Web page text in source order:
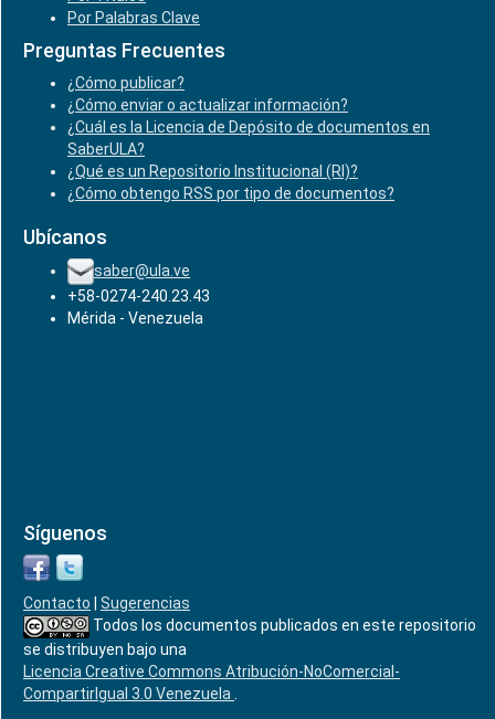
Por Palabras Clave
Preguntas Frecuentes
¿Cómo publicar?
¿Cómo enviar o actualizar información?
¿Cuál es la Licencia de Depósito de documentos en
SaberULA?
¿Qué es un Repositorio Institucional (RI)?
¿Cómo obtengo RSS por tipo de documentos?
Ubícanos
saber@ula.ve
+58-0274-240.23.43
Mérida - Venezuela
Síguenos
Contacto
Sugerencias
Todos los documentos publicados en este repositorio
se distribuyen bajo una
Licencia Creative Commons Atribución-NoComercial-
CompartirIgual 3.0 Venezuela